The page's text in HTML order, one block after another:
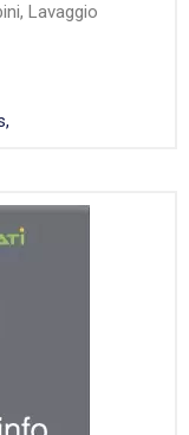
Lavaggio